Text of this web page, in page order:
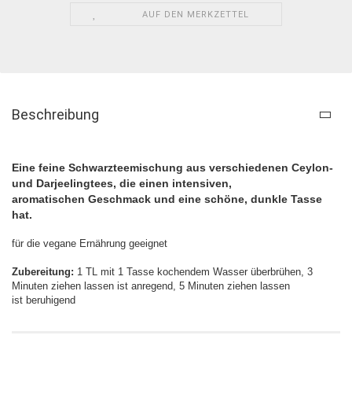
AUF DEN MERKZETTEL
Beschreibung
Eine feine Schwarzteemischung aus verschiedenen Ceylon-
und Darjeelingtees, die einen intensiven,
aromatischen Geschmack und eine schöne, dunkle Tasse
hat.
für die vegane Ernährung geeignet
Zubereitung: 1 TL mit 1 Tasse kochendem Wasser überbrühen, 3
Minuten ziehen lassen ist anregend, 5 Minuten ziehen lassen
ist beruhigend